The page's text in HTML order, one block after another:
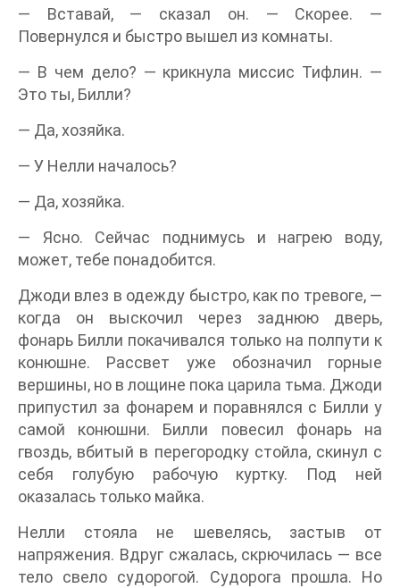
— Вставай, — сказал он. — Скорее. —
Повернулся и быстро вышел из комнаты.
— В чем дело? — крикнула миссис Тифлин. —
Это ты, Билли?
— Да, хозяйка.
— У Нелли началось?
— Да, хозяйка.
— Ясно. Сейчас поднимусь и нагрею воду,
может, тебе понадобится.
Джоди влез в одежду быстро, как по тревоге, —
когда он выскочил через заднюю дверь,
фонарь Билли покачивался только на полпути к
конюшне. Рассвет уже обозначил горные
вершины, но в лощине пока царила тьма. Джоди
припустил за фонарем и поравнялся с Билли у
самой конюшни. Билли повесил фонарь на
гвоздь, вбитый в перегородку стойла, скинул с
себя голубую рабочую куртку. Под ней
оказалась только майка.
Нелли стояла не шевелясь, застыв от
напряжения. Вдруг сжалась, скрючилась — все
тело свело судорогой. Судорога прошла. Но